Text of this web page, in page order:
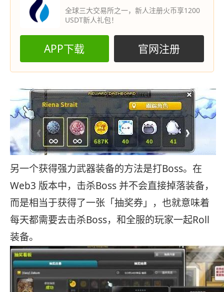
全球三大交易所之一，新人注册火币享1200
USDT新人礼包！
APP下载 官网注册
另一个获得强力武器装备的方法是打Boss。在
Web3 版本中，击杀Boss 并不会直接掉落装备，
而是相当于获得了一张「抽奖券」，也就意味着
每天都需要去击杀Boss，和全服的玩家一起Roll
装备。